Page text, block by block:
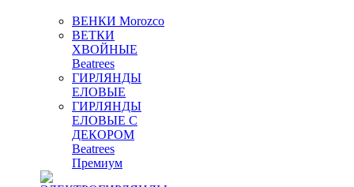
ВЕНКИ Morozco
ВЕТКИ
ХВОЙНЫЕ
Beatrees
ГИРЛЯНДЫ
ЕЛОВЫЕ
ГИРЛЯНДЫ
ЕЛОВЫЕ С
ДЕКОРОМ
Beatrees
Премиум